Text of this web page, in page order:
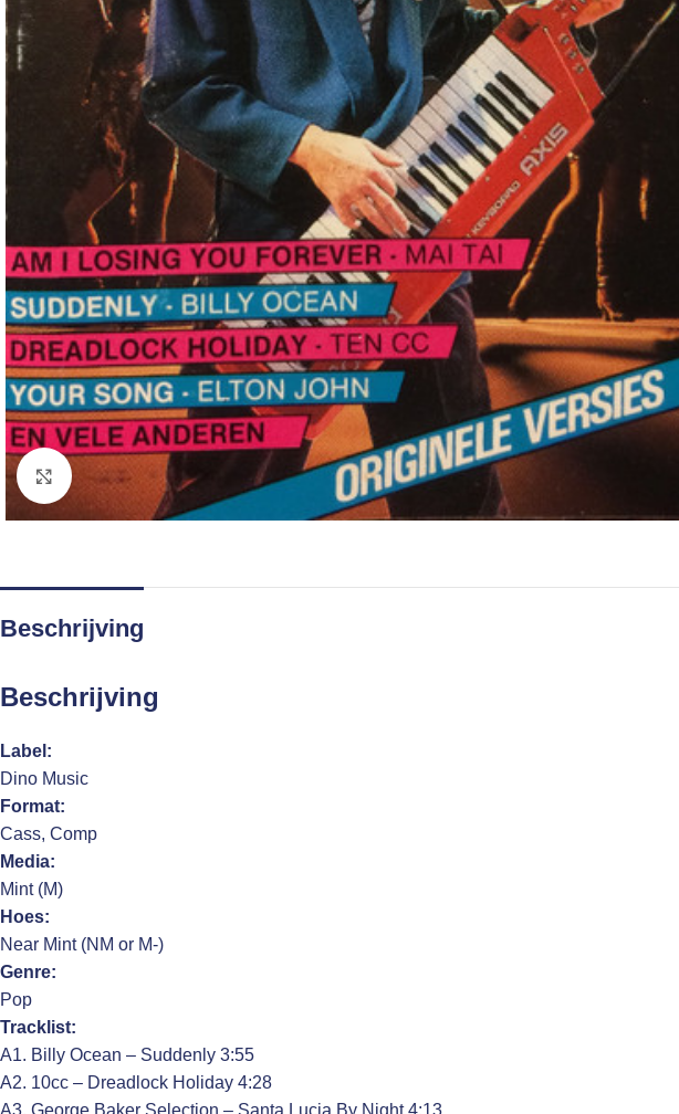
Click to enlarge
Beschrijving
Beschrijving
Label:
Dino Music
Format:
Cass, Comp
Media:
Mint (M)
Hoes:
Near Mint (NM or M-)
Genre:
Pop
Tracklist:
A1. Billy Ocean – Suddenly 3:55
A2. 10cc – Dreadlock Holiday 4:28
A3. George Baker Selection – Santa Lucia By Night 4:13